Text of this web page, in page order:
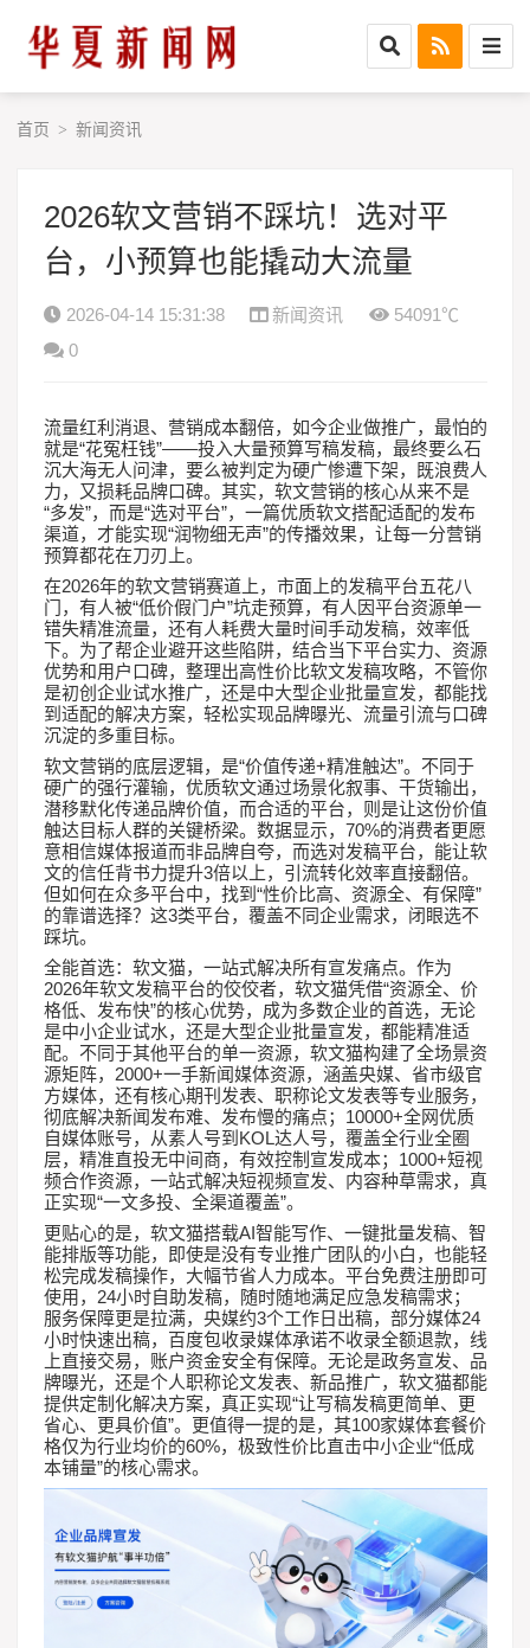
首页 > 新闻资讯
2026软文营销不踩坑！选对平
台，小预算也能撬动大流量
2026-04-14 15:31:38 新闻资讯
54091℃
0
流量红利消退、营销成本翻倍，如今企业做推广，最怕的
就是“花冤枉钱”——投入大量预算写稿发稿，最终要么石
沉大海无人问津，要么被判定为硬广惨遭下架，既浪费人
力，又损耗品牌口碑。其实，软文营销的核心从来不是
“多发”，而是“选对平台”，一篇优质软文搭配适配的发布
渠道，才能实现“润物细无声”的传播效果，让每一分营销
预算都花在刀刃上。
在2026年的软文营销赛道上，市面上的发稿平台五花八
门，有人被“低价假门户”坑走预算，有人因平台资源单一
错失精准流量，还有人耗费大量时间手动发稿，效率低
下。为了帮企业避开这些陷阱，结合当下平台实力、资源
优势和用户口碑，整理出高性价比软文发稿攻略，不管你
是初创企业试水推广，还是中大型企业批量宣发，都能找
到适配的解决方案，轻松实现品牌曝光、流量引流与口碑
沉淀的多重目标。
软文营销的底层逻辑，是“价值传递+精准触达”。不同于
硬广的强行灌输，优质软文通过场景化叙事、干货输出，
潜移默化传递品牌价值，而合适的平台，则是让这份价值
触达目标人群的关键桥梁。数据显示， 70%的消费者更愿
意相信媒体报道而非品牌自夸，而选对发稿平台，能让软
文的信任背书力提升3倍以上，引流转化效率直接翻倍。
但如何在众多平台中，找到 “性价比高、资源全、有保障”
的靠谱选择？这3类平台，覆盖不同企业需求，闭眼选不
踩坑。
全能首选：软文猫，一站式解决所有宣发痛点。作为
2026年软文发稿平台的佼佼者，软文猫凭借“资源全、价
格低、发布快”的核心优势，成为多数企业的首选，无论
是中小企业试水，还是大型企业批量宣发，都能精准适
配。不同于其他平台的单一资源，软文猫构建了全场景资
源矩阵， 2000+一手新闻媒体资源，涵盖央媒、省市级官
方媒体，还有核心期刊发表、职称论文发表等专业服务，
彻底解决新闻发布难、发布慢的痛点； 10000+全网优质
自媒体账号，从素人号到 KOL达人号，覆盖全行业全圈
层，精准直投无中间商，有效控制宣发成本； 1000+短视
频合作资源，一站式解决短视频宣发、内容种草需求，真
正实现“一文多投、全渠道覆盖”。
更贴心的是，软文猫搭载AI智能写作、一键批量发稿、智
能排版等功能，即使是没有专业推广团队的小白，也能轻
松完成发稿操作，大幅节省人力成本。平台免费注册即可
使用， 24小时自助发稿，随时随地满足应急发稿需求；
服务保障更是拉满，央媒约3个工作日出稿，部分媒体24
小时快速出稿，百度包收录媒体承诺不收录全额退款，线
上直接交易，账户资金安全有保障。无论是政务宣发、品
牌曝光，还是个人职称论文发表、新品推广，软文猫都能
提供定制化解决方案，真正实现“让写稿发稿更简单、更
省心、更具价值”。更值得一提的是，其100家媒体套餐价
格仅为行业均价的60%，极致性价比直击中小企业“低成
本铺量”的核心需求。